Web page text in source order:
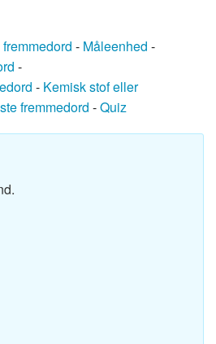
- Måleenhed -
-
- Kemisk stof eller
fremmedord -Quiz